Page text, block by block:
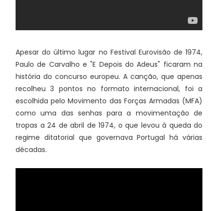
Apesar do último lugar no Festival Eurovisão de 1974,
Paulo de Carvalho e "E Depois do Adeus" ficaram na
história do concurso europeu. A canção, que apenas
recolheu 3 pontos no formato internacional, foi a
escolhida pelo Movimento das Forças Armadas (MFA)
como uma das senhas para a movimentação de
tropas a 24 de abril de 1974, o que levou à queda do
regime ditatorial que governava Portugal há várias
décadas.